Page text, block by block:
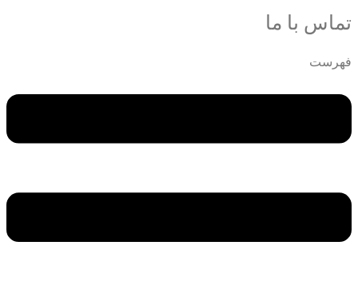
تماس با ما
فهرست